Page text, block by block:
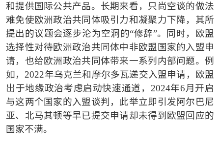
和提供国际公共产品。长期来看，只尚空谈的做法
难免使欧洲政治共同体吸引力和凝聚力下降，其所
提出的议题会逐步沦为空洞的“修辞”。同时，欧盟
选择性对待欧洲政治共同体中非欧盟国家的入盟申
请，也给欧洲政治共同体带来一系列内部问题。例
如，2022年乌克兰和摩尔多瓦递交入盟申请，欧盟
出于地缘政治考虑启动快速通道，2024年6月开启
与这两个国家的入盟谈判，此举立即引发阿尔巴尼
亚、北马其顿等早已提交申请却未得到欧盟回应的
国家不满。